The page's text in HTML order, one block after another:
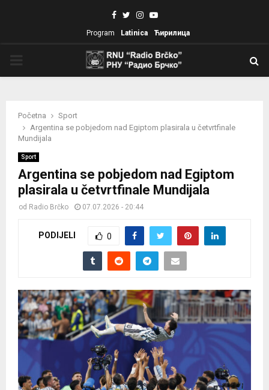
Facebook
TwitterInstagram
Youtube
Program Latinica Ћирилица
Početna
Sport
Argentina se pobjedom nad Egiptom plasirala u četvrtfinale
Mundijala
Sport
Argentina se pobjedom nad Egiptom
plasirala u četvrtfinale Mundijala
od Radio Brčko 07.07.2026 - 20:44
PODIJELI 0